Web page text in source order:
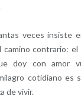
veces insiste
camino contrario: el
doy con amor
cotidiano es
de vivir.